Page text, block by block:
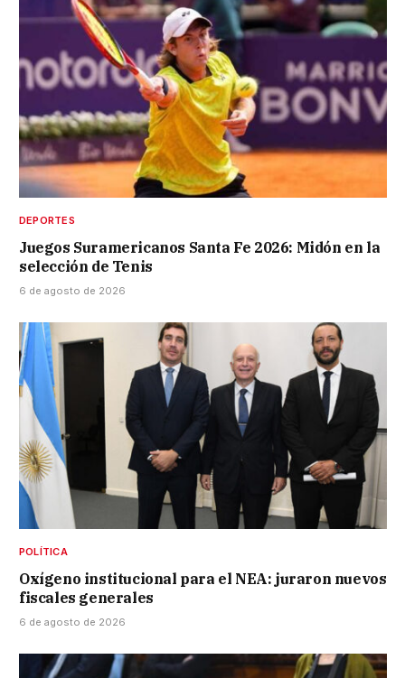
DEPORTES
Juegos Suramericanos Santa Fe 2026: Midón en la
selección de Tenis
6 de agosto de 2026
POLÍTICA
Oxígeno institucional para el NEA: juraron nuevos
fiscales generales
6 de agosto de 2026